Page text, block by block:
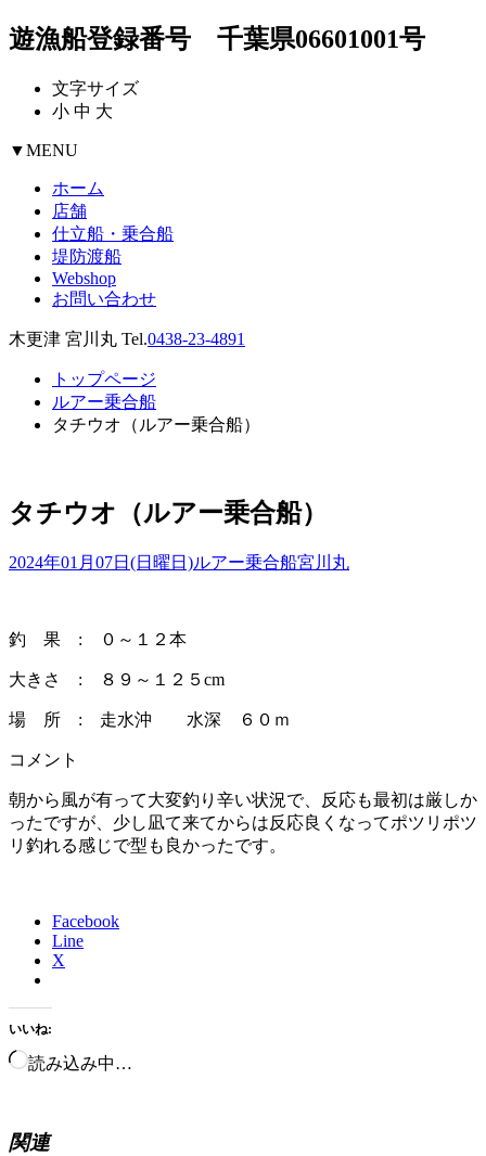
遊漁船登録番号 千葉県06601001号
文字サイズ
小 中 大
▼MENU
ホーム
店舗
仕立船・乗合船
堤防渡船
Webshop
お問い合わせ
木更津 宮川丸 Tel.0438-23-4891
トップページ
ルアー乗合船
タチウオ（ルアー乗合船）
タチウオ（ルアー乗合船）
2024年01月07日(日曜日)ルアー乗合船宮川丸
釣 果 : ０～１２本
大きさ : ８９～１２５cm
場 所 : 走水沖 水深 ６０ｍ
コメント
朝から風が有って大変釣り辛い状況で、反応も最初は厳しか
ったですが、少し凪て来てからは反応良くなってポツリポツ
リ釣れる感じで型も良かったです。
Facebook
Line
X
いいね:
読み込み中…
関連